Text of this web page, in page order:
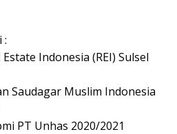
:
Indonesia (REI) Sulsel
Saudagar Muslim Indonesia
PT Unhas 2020/2021